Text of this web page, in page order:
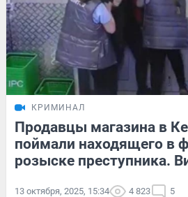
КРИМИНАЛ
Продавцы магазина в
поймали находящего в
розыске преступника.
13 октября, 2025, 15:34 4 823 5